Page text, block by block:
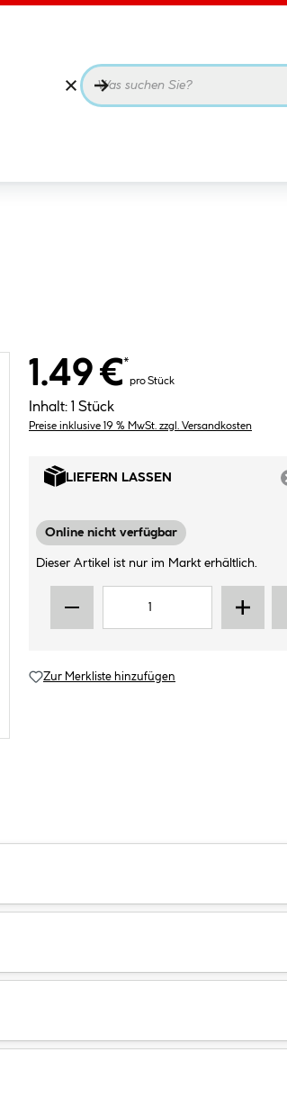
1.49 €*
pro Stück
Inhalt: 1 Stück
Preise inklusive 19 % MwSt. zzgl. Versandkosten
LIEFERN LASSEN
Online nicht verfügbar
Dieser Artikel ist nur im Markt erhältlich.
Zur Merkliste hinzufügen